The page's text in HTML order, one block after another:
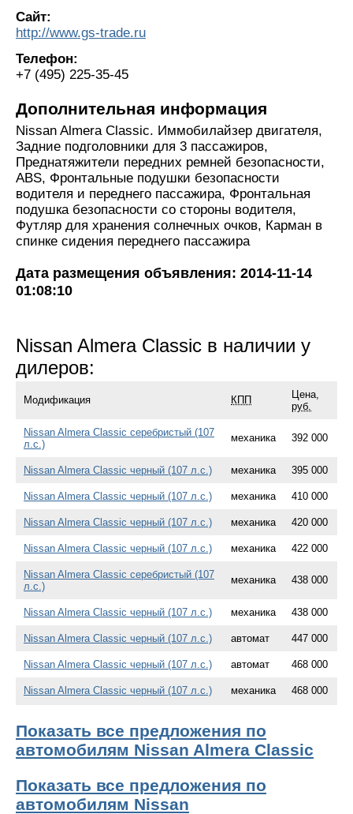
Сайт:
http://www.gs-trade.ru
Телефон:
+7 (495) 225-35-45
Дополнительная информация
Nissan Almera Classic. Иммобилайзер двигателя,
Задние подголовники для 3 пассажиров,
Преднатяжители передних ремней безопасности,
ABS, Фронтальные подушки безопасности
водителя и переднего пассажира, Фронтальная
подушка безопасности со стороны водителя,
Футляр для хранения солнечных очков, Карман в
спинке сидения переднего пассажира
Дата размещения объявления: 2014-11-14
01:08:10
Nissan Almera Classic в наличии у
дилеров:
Модификация КПП
Цена,
руб.
Nissan Almera Classic серебристый (107
л.с.)
механика 392 000
Nissan Almera Classic черный (107 л.с.) механика 395 000
Nissan Almera Classic черный (107 л.с.) механика 410 000
Nissan Almera Classic черный (107 л.с.) механика 420 000
Nissan Almera Classic черный (107 л.с.) механика 422 000
Nissan Almera Classic серебристый (107
л.с.)
механика 438 000
Nissan Almera Classic черный (107 л.с.) механика 438 000
Nissan Almera Classic черный (107 л.с.) автомат 447 000
Nissan Almera Classic черный (107 л.с.) автомат 468 000
Nissan Almera Classic черный (107 л.с.) механика 468 000
Показать все предложения по
автомобилям Nissan Almera Classic
Показать все предложения по
автомобилям Nissan